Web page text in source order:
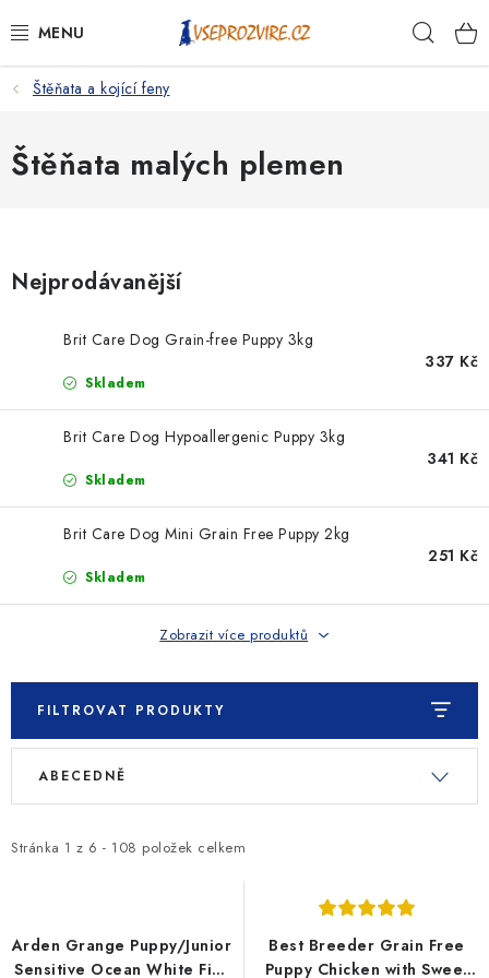
na
PSI
KOČKY
NA NEMOCI
KRÁLÍCI/HLODAVCI/PTÁCI
SLEVY
Ceník dopravy Kontakty
Obchodní podmínky
Podmínky ochrany osobních údajů
Štěňata a kojící feny
Štěňata malých plemen
Nejprodávanější
Brit Care Dog Grain-free Puppy 3kg
Skladem
337 Kč
Brit Care Dog Hypoallergenic Puppy 3kg
Skladem
341 Kč
Brit Care Dog Mini Grain Free Puppy 2kg
Skladem
251 Kč
Zobrazit více produktů
FILTROVAT PRODUKTY
V
i
r
Stránka 1 z 6 - 108 položek celkem
Ř
e
p
ABECEDNĚ
Arden Grange Puppy/Junior
Sensitive Ocean White Fish
Best Breeder Grain Free
Puppy Chicken with Sweet